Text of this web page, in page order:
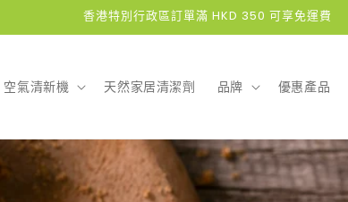
香港特別行政區訂單滿 HKD 350 可享免運費
空氣清新機 天然家居清潔劑 品牌 優惠產品